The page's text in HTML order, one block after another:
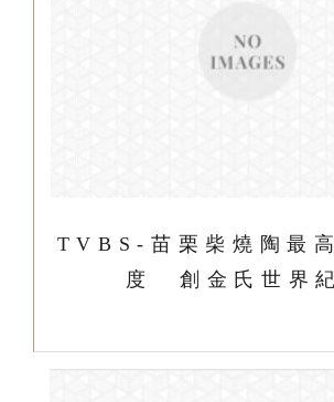
TVBS-苗栗柴燒陶最
度 創金氏世界